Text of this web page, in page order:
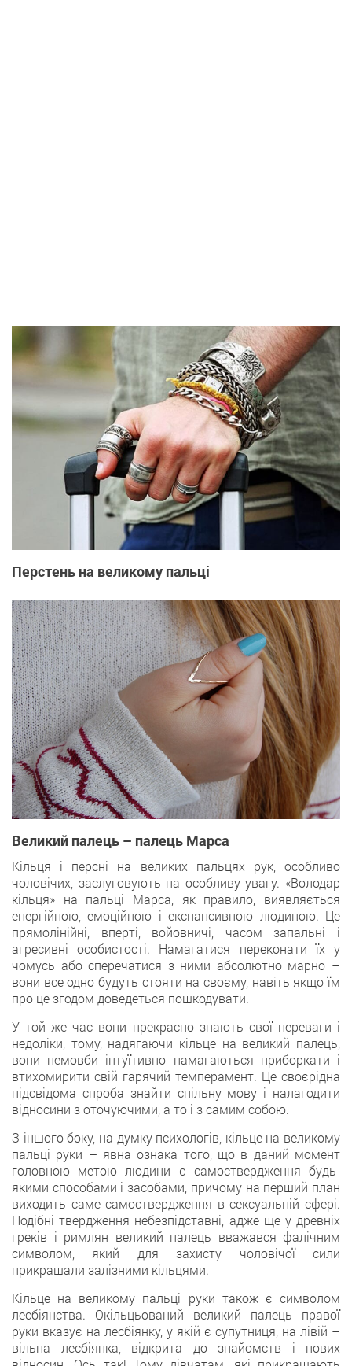
Перстень на великому пальці
Великий палець – палець Марса
Кільця і ​​персні на великих пальцях рук, особливо
чоловічих, заслуговують на особливу увагу. «Володар
кільця» на пальці Марса, як правило, виявляється
енергійною, емоційною і експансивною людиною. Це
прямолінійні, вперті, войовничі, часом запальні і
агресивні особистості. Намагатися переконати їх у
чомусь або сперечатися з ними абсолютно марно –
вони все одно будуть стояти на своєму, навіть якщо їм
про це згодом доведеться пошкодувати.
У той же час вони прекрасно знають свої переваги і
недоліки, тому, надягаючи кільце на великий палець,
вони немовби інтуїтивно намагаються приборкати і
втихомирити свій гарячий темперамент. Це своєрідна
підсвідома спроба знайти спільну мову і налагодити
відносини з оточуючими, а то і з самим собою.
З іншого боку, на думку психологів, кільце на великому
пальці руки – явна ознака того, що в даний момент
головною метою людини є самоствердження будь-
якими способами і засобами, причому на перший план
виходить саме самоствердження в сексуальній сфері.
Подібні твердження небезпідставні, адже ще у древніх
греків і римлян великий палець вважався фалічним
символом, який для захисту чоловічої сили
прикрашали залізними кільцями.
Кільце на великому пальці руки також є символом
лесбіянства. Окільцьований великий палець правої
руки вказує на лесбіянку, у якій є супутниця, на лівій –
вільна лесбіянка, відкрита до знайомств і нових